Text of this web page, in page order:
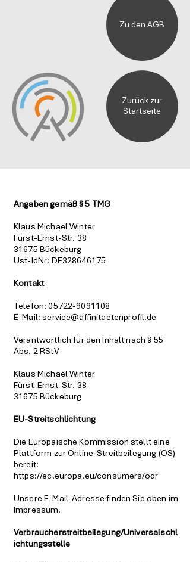
Zu den AGB
Zurück zur
Startseite
Angaben gemäß § 5 TMG
Klaus Michael Winter
Fürst-Ernst-Str. 38
31675 Bückeburg
Ust-IdNr: DE328646175
Kontakt
Telefon:05722-9091108
E-Mail:service@affinitaetenprofil.de
Verantwortlich für den Inhalt nach § 55
Abs. 2 RStV
Klaus Michael Winter
Fürst-Ernst-Str. 38
31675 Bückeburg
EU-Streitschlichtung
Die Europäische Kommission stellt eine
Plattform zur Online-Streitbeilegung (OS)
bereit:
https://ec.europa.eu/consumers/odr
Unsere E-Mail-Adresse finden Sie oben im
Impressum.
Verbraucherstreitbeilegung/Universalschl
ichtungsstelle